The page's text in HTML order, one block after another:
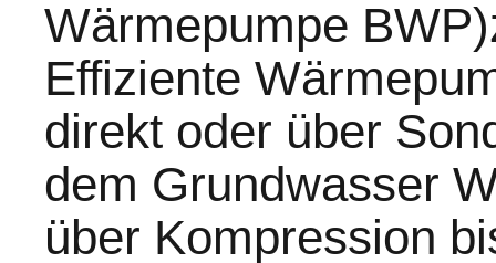
Wärmepumpe
Effiziente
direkt oder über
dem Grundwasser
über Kompression